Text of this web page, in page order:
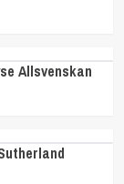
Allsvenskan